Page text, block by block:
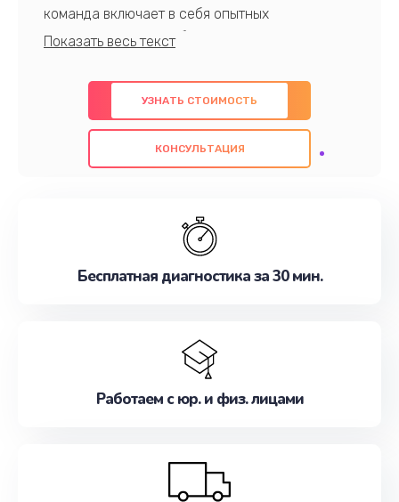
команда включает в себя опытных
профессионалов с обширными знаниями и
предлагаем быстрый и качественный ремонт с
использованием оригинальных компонентов, а
также гарантируем качество всех
проведенных работ. Наша цель - предоставить
наилучшим образом. Не медлите записаться на
УЗНАТЬ СТОИМОСТЬ
КОНСУЛЬТАЦИЯ
Бесплатная диагностика за 30 мин.
Работаем с юр. и физ. лицами